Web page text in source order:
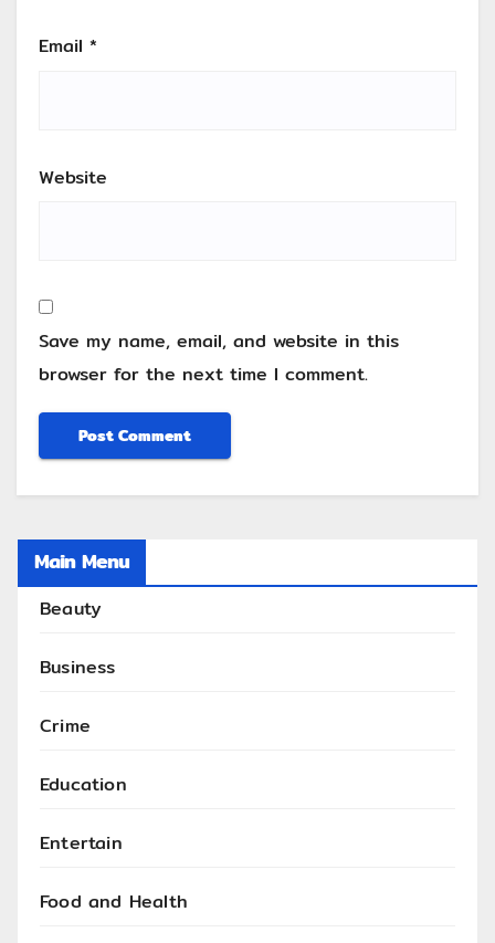
Email *
Website
Save my name, email, and website in this
browser for the next time I comment.
Main Menu
Beauty
Business
Crime
Education
Entertain
Food and Health